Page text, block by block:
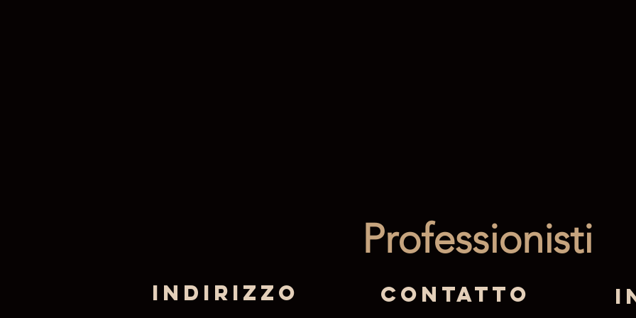
Professionisti
Indirizzo Contatto